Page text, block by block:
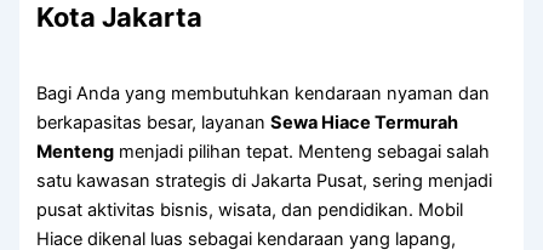
Kota Jakarta
Bagi Anda yang membutuhkan kendaraan nyaman dan
berkapasitas besar, layananSewa Hiace Termurah
Menteng menjadi pilihan tepat. Menteng sebagai salah
satu kawasan strategis di Jakarta Pusat, sering menjadi
pusat aktivitas bisnis, wisata, dan pendidikan. Mobil
Hiace dikenal luas sebagai kendaraan yang lapang,